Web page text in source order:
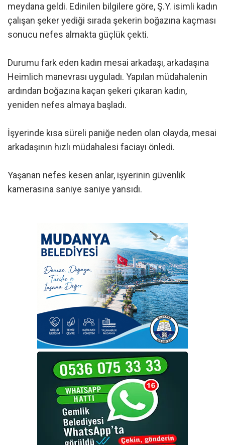
meydana geldi. Edinilen bilgilere göre, Ş.Y. isimli kadın
çalışan şeker yediği sırada şekerin boğazına kaçması
sonucu nefes almakta güçlük çekti.
Durumu fark eden kadın mesai arkadaşı, arkadaşına
Heimlich manevrası uyguladı. Yapılan müdahalenin
ardından boğazına kaçan şekeri çıkaran kadın,
yeniden nefes almaya başladı.
İşyerinde kısa süreli paniğe neden olan olayda, mesai
arkadaşının hızlı müdahalesi faciayı önledi.
Yaşanan nefes kesen anlar, işyerinin güvenlik
kamerasına saniye saniye yansıdı.